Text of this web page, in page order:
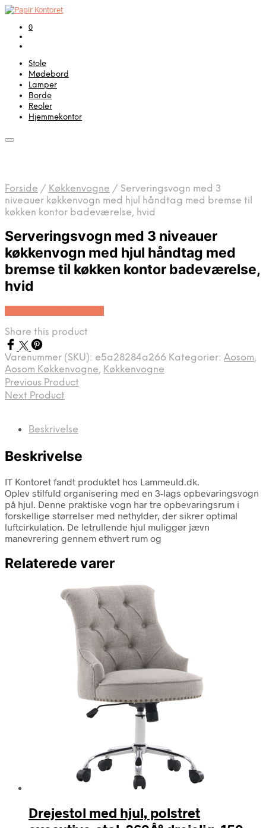
0
Stole
Mødebord
Lamper
Borde
Reoler
Hjemmekontor
Forside / Køkkenvogne / Serveringsvogn med 3
niveauer køkkenvogn med hjul håndtag med bremse til
køkken kontor badeværelse, hvid
Serveringsvogn med 3 niveauer
køkkenvogn med hjul håndtag med
bremse til køkken kontor badeværelse,
hvid
Share this product
Varenummer (SKU): e5a28284a266 Kategorier: Aosom,
Aosom Køkkenvogne, Køkkenvogne
Previous Product
Next Product
Beskrivelse
Beskrivelse
IT Kontoret fandt produktet hos Lammeuld.dk.
Oplev stilfuld organisering med en 3-lags opbevaringsvogn
på hjul. Denne praktiske vogn har tre opbevaringsrum i
forskellige størrelser med nethylder, der sikrer optimal
luftcirkulation. De letrullende hjul muliggør jævn
manøvrering gennem ethvert rum og
Relaterede varer
Drejestol med hjul, polstret